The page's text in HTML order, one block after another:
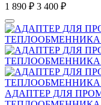
1 890 ₽ 3 400 ₽
АДАПТЕР ДЛЯ